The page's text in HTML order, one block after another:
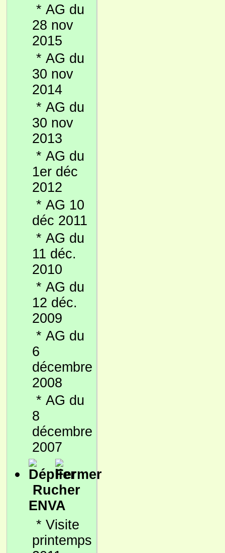
* AG du
28 nov
2015
* AG du
30 nov
2014
* AG du
30 nov
2013
* AG du
1er déc
2012
* AG 10
déc 2011
* AG du
11 déc.
2010
* AG du
12 déc.
2009
* AG du
6
décembre
2008
* AG du
8
décembre
2007
Rucher
ENVA
* Visite
printemps